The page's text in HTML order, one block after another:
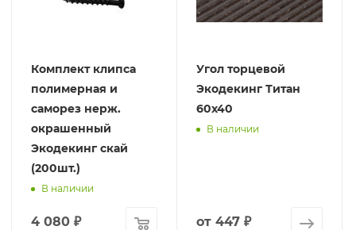
Комплект клипса
полимерная и
саморез нерж.
окрашенный
Экодекинг скай
(200шт.)
В наличии
4 080 ₽
Угол торцевой
Экодекинг Титан
60х40
В наличии
от 447 ₽